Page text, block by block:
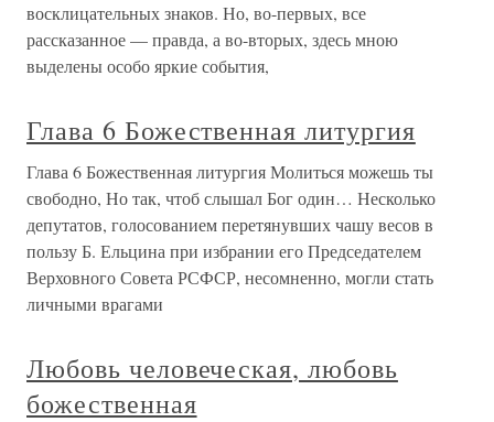
восклицательных знаков. Но, во-первых, все
рассказанное — правда, а во-вторых, здесь мною
выделены особо яркие события,
Глава 6 Божественная литургия
Глава 6 Божественная литургия Молиться можешь ты
свободно, Но так, чтоб слышал Бог один… Несколько
депутатов, голосованием перетянувших чашу весов в
пользу Б. Ельцина при избрании его Председателем
Верховного Совета РСФСР, несомненно, могли стать
личными врагами
Любовь человеческая, любовь
божественная